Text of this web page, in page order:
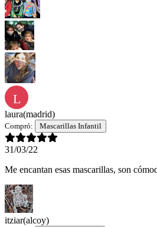
L
laura(madrid)
Compró: Mascarillas Infantil
31/03/22
Me encantan esas mascarillas, son
itziar(alcoy)